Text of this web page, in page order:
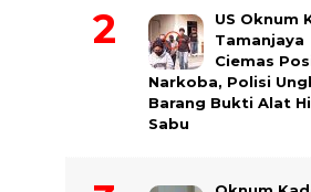
US Oknum
Tamanjaya
Ciemas
Narkoba, Polisi
Barang Bukti Alat
Sabu